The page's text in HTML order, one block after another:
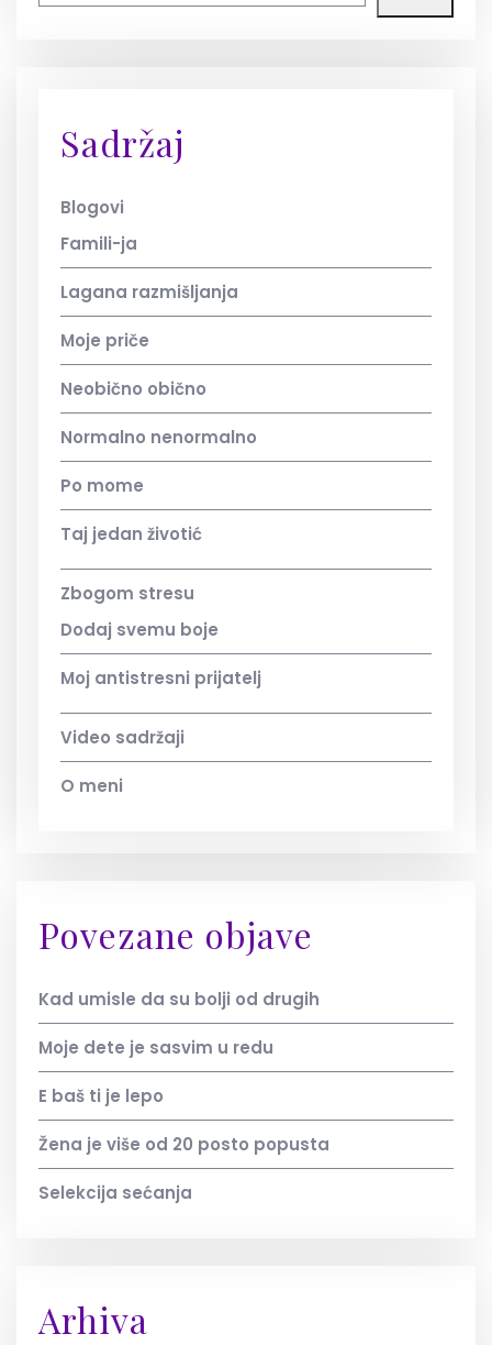
Sadržaj
Blogovi
Famili-ja
Lagana razmišljanja
Moje priče
Neobično obično
Normalno nenormalno
Po mome
Taj jedan životić
Zbogom stresu
Dodaj svemu boje
Moj antistresni prijatelj
Video sadržaji
O meni
Povezane objave
Kad umisle da su bolji od drugih
Moje dete je sasvim u redu
E baš ti je lepo
Žena je više od 20 posto popusta
Selekcija sećanja
Arhiva